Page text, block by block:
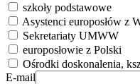
szkoły podstawowe
Asystenci europosłów z
Sekretariaty UMWW
europosłowie z Polski
Ośrodki doskonalenia,
E-mail